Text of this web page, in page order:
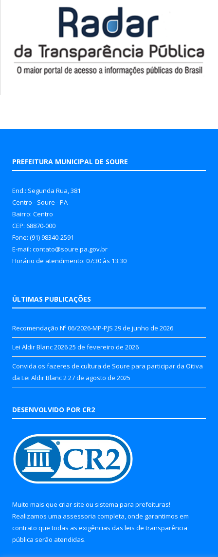
PREFEITURA MUNICIPAL DE SOURE
End.: Segunda Rua, 381
Centro - Soure - PA
Bairro: Centro
CEP: 68870-000
Fone: (91) 98340-2591
E-mail: contato@soure.pa.gov.br
Horário de atendimento: 07:30 às 13:30
ÚLTIMAS PUBLICAÇÕES
Recomendação Nº 06/2026-MP-PJS 29 de junho de 2026
Lei Aldir Blanc 202625 de fevereiro de 2026
Convida os fazeres de cultura de Soure para participar da Oitiva
da Lei Aldir Blanc 2 27 de agosto de 2025
DESENVOLVIDO POR CR2
Muito mais que criar site ou sistema para prefeituras!
Realizamos uma assessoria completa, onde garantimos em
contrato que todas as exigências das leis de transparência
pública serão atendidas.